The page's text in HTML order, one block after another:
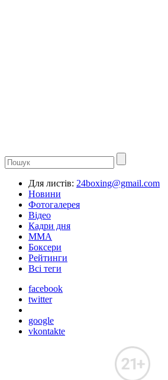
Для листів: 24boxing@gmail.com
Новини
Фотогалерея
Відео
Кадри дня
ММА
Боксери
Рейтинги
Всі теги
facebook
twitter
google
vkontakte